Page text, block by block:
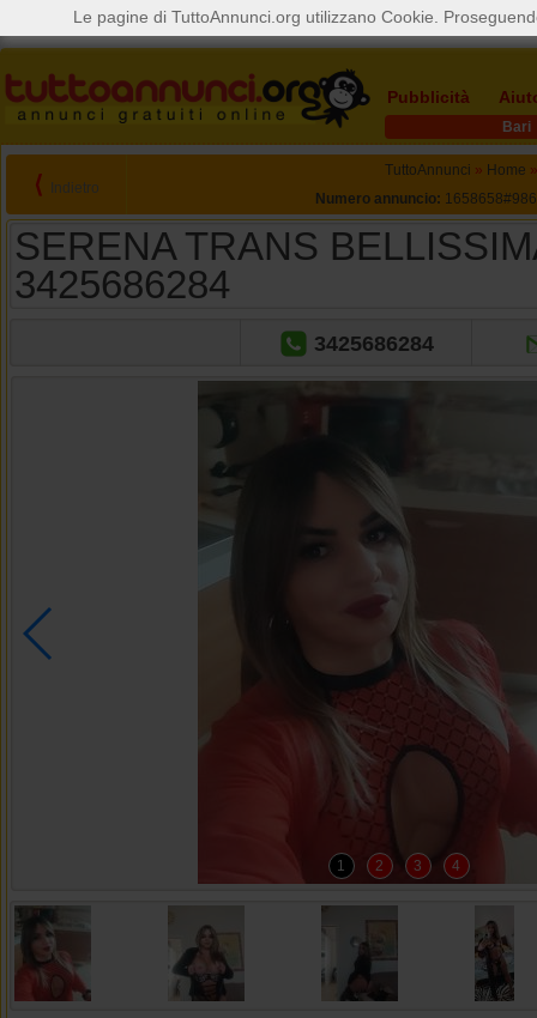
Pubblicità
Bari
⟨ Indietro
TuttoAnnunci » Home »
Numero annuncio:
SERENA TRANS
3425686284
3425686284
1 2 3 4
Le pagine di TuttoAnnunci.org utilizzano Cookie.